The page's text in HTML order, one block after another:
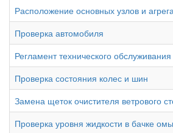
Расположение основных узлов и
Проверка автомобиля
Регламент технического обслуживания
Проверка состояния колес и шин
Замена щеток очистителя ветрового
Проверка уровня жидкости в бачке